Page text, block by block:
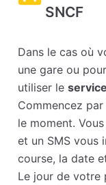
SNCF
Dans le cas où
une gare ou
utiliser le
Commencez
le moment.
et un SMS vous
course, la date
Le jour de votre